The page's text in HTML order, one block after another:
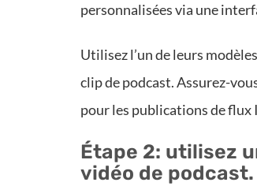
personnalisées via une
Utilisez l’un de leurs
clip de podcast. Assurez-
pour les publications de
Étape 2: utilisez
vidéo de podcast.